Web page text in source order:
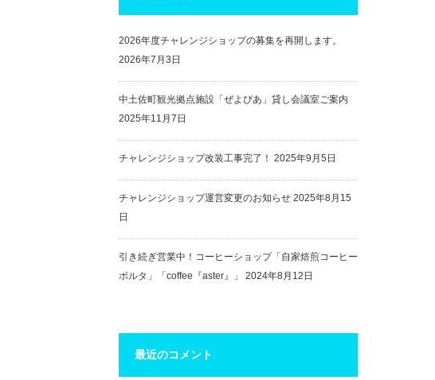
2026年度チャレンジショップの募集を再開します。
2026年7月3日
中土佐町観光拠点施設「ぜよぴあ」貸し会議室ご案内
2025年11月7日
チャレンジショップ改装工事完了！ 2025年9月5日
チャレンジショップ運営変更のお知らせ 2025年8月15
日
引き続ぎ営業中！コーヒーショップ「自家焙煎コーヒー
ポルタ」「coffee『aster』」
2024年8月12日
最近のコメント